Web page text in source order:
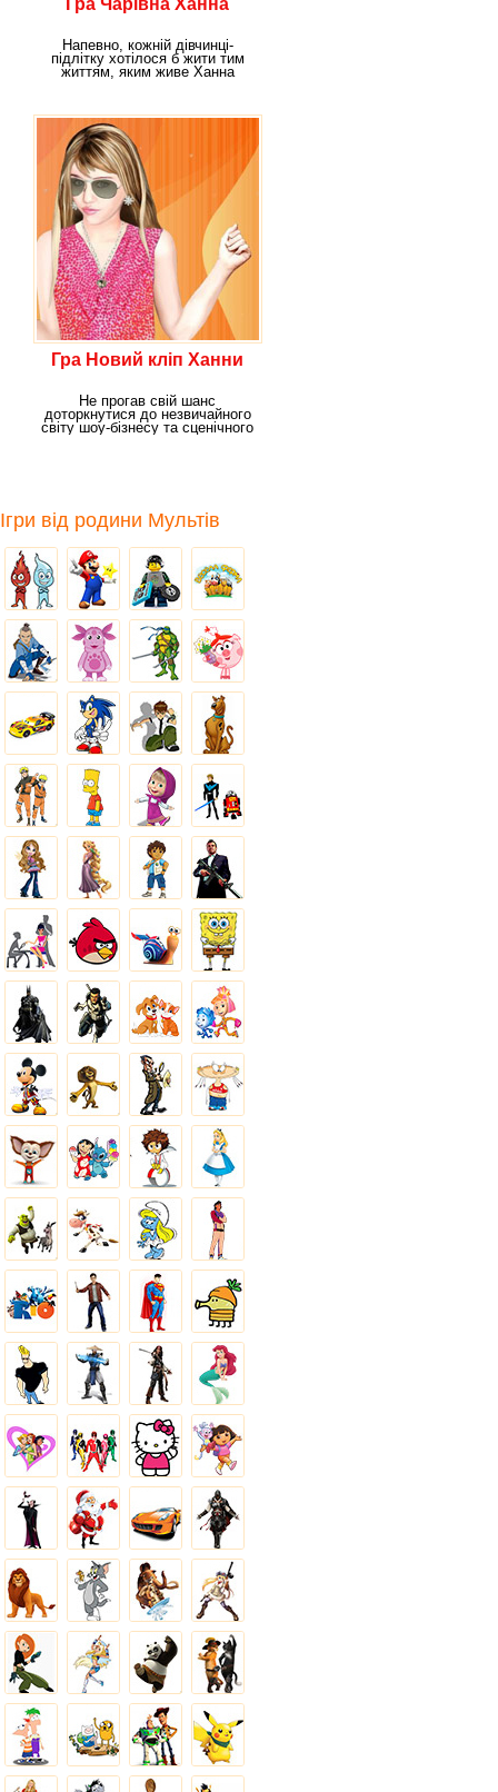
Гра Чарівна Ханна
Напевно, кожній дівчинці-
підлітку хотілося б жити тим
життям, яким живе Ханна
Гра Новий кліп Ханни
Не прогав свій шанс
доторкнутися до незвичайного
світу шоу-бізнесу та сценічного
Ігри від родини Мультів